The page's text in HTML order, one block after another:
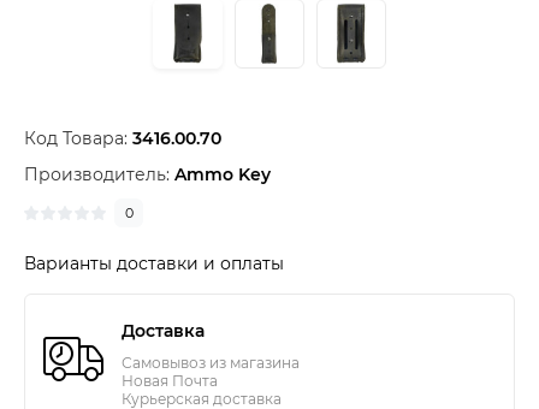
Код Товара: 3416.00.70
Производитель: Ammo Key
0
Варианты доставки и оплаты
Доставка
Самовывоз из магазина
Новая Почта
Курьерская доставка